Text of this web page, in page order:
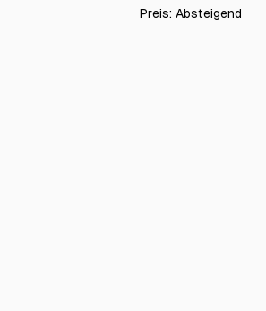
Preis: Absteigend